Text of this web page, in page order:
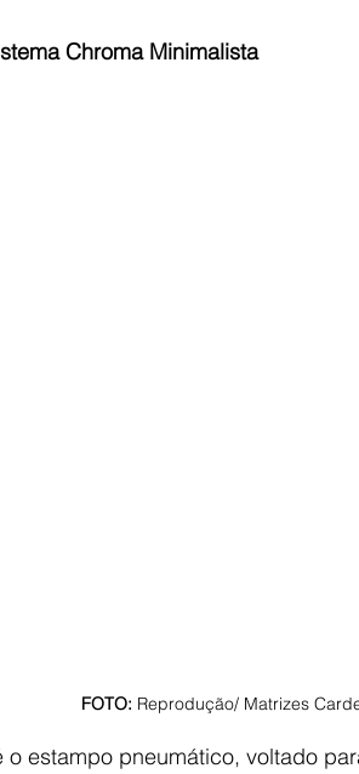
Chroma Minimalista
FOTO: Reprodução/ Matrizes
o estampo pneumático, voltado